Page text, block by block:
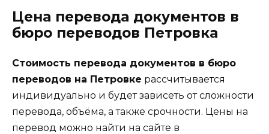
Цена перевода документов в
бюро переводов Петровка
Стоимость перевода документов в бюро
переводов на Петровке рассчитывается
индивидуально и будет зависеть от сложности
перевода, объёма, а также срочности. Цены на
перевод можно найти на сайте в